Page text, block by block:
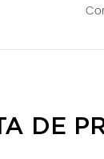
DE